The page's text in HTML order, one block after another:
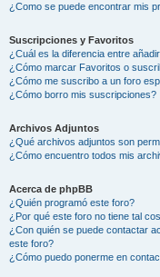
¿Como se puede encontrar mis
Suscripciones y Favoritos
¿Cuál es la diferencia entre
¿Cómo marcar Favoritos o
¿Cómo me suscribo a un foro
¿Cómo borro mis suscripciones?
Archivos Adjuntos
¿Qué archivos adjuntos son
¿Cómo encuentro todos mis
Acerca de phpBB
¿Quién programó este foro?
¿Por qué este foro no tiene tal
¿Con quién se puede contactar
este foro?
¿Cómo puedo ponerme en